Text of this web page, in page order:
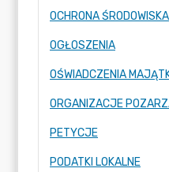
OCHRONA ŚRODOWISKA
OGŁOSZENIA
OŚWIADCZENIA
ORGANIZACJE
PETYCJE
PODATKI LOKALNE